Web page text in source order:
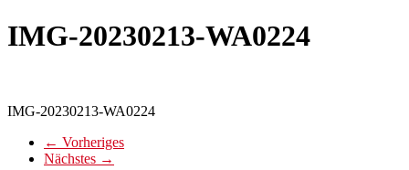
IMG-20230213-WA0224
IMG-20230213-WA0224
← Vorheriges
Nächstes →